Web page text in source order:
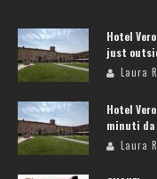
Hotel
just
Laura
Hotel
minuti da
Laura